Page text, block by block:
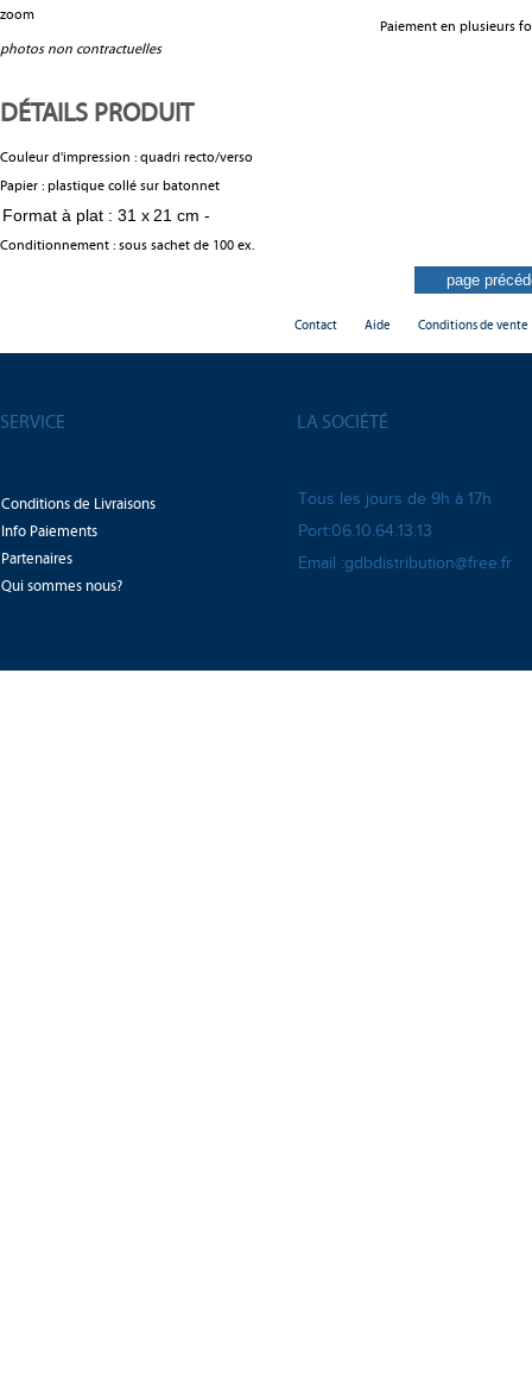
zoom
photos non contractuelles
Paiement en plusieurs
DÉTAILS PRODUIT
Couleur d'impression : quadri recto/verso
Papier : plastique collé sur batonnet
Format à plat : 31 x 21 cm -
Conditionnement : sous sachet de 100 ex.
Contact Aide Conditions de vente
SERVICE LA SOCIÉTÉ
Conditions de Livraisons
Info Paiements
Partenaires
Qui sommes nous?
Tous les jours de 9h à 17h
Port:06.10.64.13.13
Email :gdbdistribution@free.fr